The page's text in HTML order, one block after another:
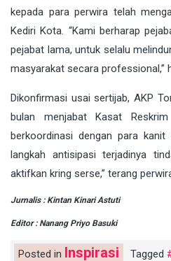
kepada para perwira telah
Kediri Kota. “Kami berharap
pejabat lama, untuk selalu
masyarakat secara professional,”
Dikonfirmasi usai sertijab, AKP
bulan menjabat Kasat
berkoordinasi dengan para kanit
langkah antisipasi terjadinya
aktifkan kring serse,” terang
Jurnalis : Kintan Kinari Astuti
Editor : Nanang Priyo Basuki
Posted in Inspirasi Tagged